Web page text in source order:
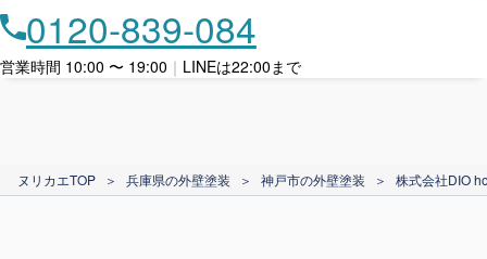
ローン利用
カード支払い
0120-839-084
営業時間 10:00 〜 19:00 ｜ LINEは22:00まで
ヌリカエTOP ＞ 兵庫県の外壁塗装 ＞ 神戸市の外壁塗装 ＞ 株式会社DIO